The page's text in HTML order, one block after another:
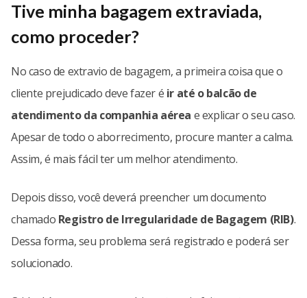
Tive minha bagagem extraviada,
como proceder?
No caso de extravio de bagagem, a primeira coisa que o
cliente prejudicado deve fazer é ir até o balcão de
atendimento da companhia aérea e explicar o seu caso.
Apesar de todo o aborrecimento, procure manter a calma.
Assim, é mais fácil ter um melhor atendimento.
Depois disso, você deverá preencher um documento
chamado Registro de Irregularidade de Bagagem (RIB).
Dessa forma, seu problema será registrado e poderá ser
solucionado.